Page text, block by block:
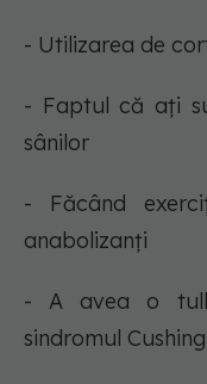
- Utilizarea de
- Faptul că ați
sânilor
- Făcând
anabolizanți
- A avea o
sindromul